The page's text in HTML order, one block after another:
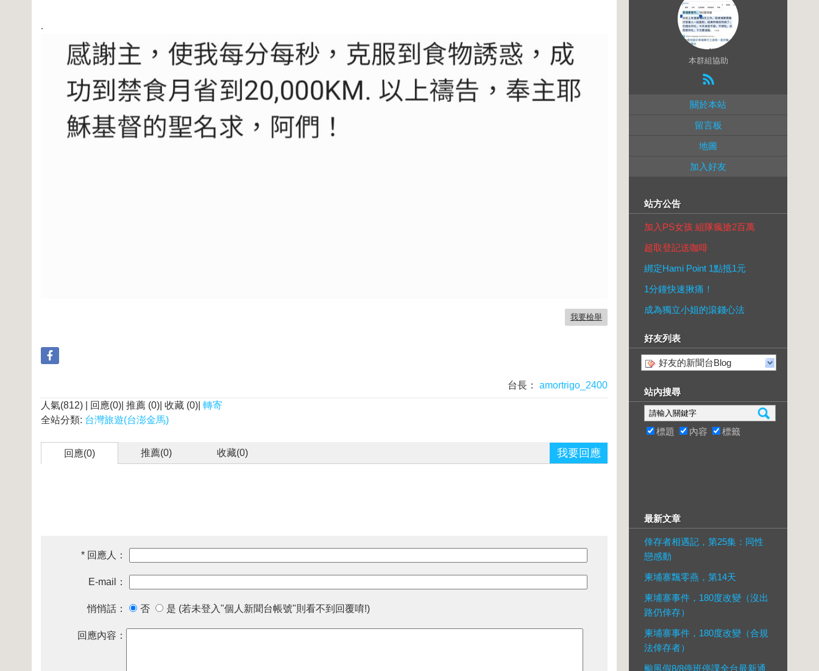
.
我要檢舉
台長：
amortrigo_2400
人氣(812) | 回應(0)| 推薦 (0)| 收藏 (0)| 轉寄
全站分類: 台灣旅遊(台澎金馬)
回應(0) 推薦(0) 收藏(0) 我要回應
* 回應人：
E-mail：
悄悄話： 否 是 (若未登入"個人新聞台帳號"則看不到回覆唷!)
回應內容：
本群組協助
關於本站
留言板
地圖
加入好友
站方公告
加入PS女孩 組隊瘋搶2百萬
超取登記送咖啡
綁定Hami Point 1點抵1元
1分鐘快速揪痛！
成為獨立小姐的滾錢心法
好友列表
好友的新聞台Blog
站內搜尋
標題 內容 標籤
最新文章
倖存者相遇記，第25集：同性
戀感動
柬埔寨飄零燕，第14天
柬埔寨事件，180度改變（沒出
路仍倖存）
柬埔寨事件，180度改變（合規
法倖存者）
颱風假8/8停班停課全台最新通